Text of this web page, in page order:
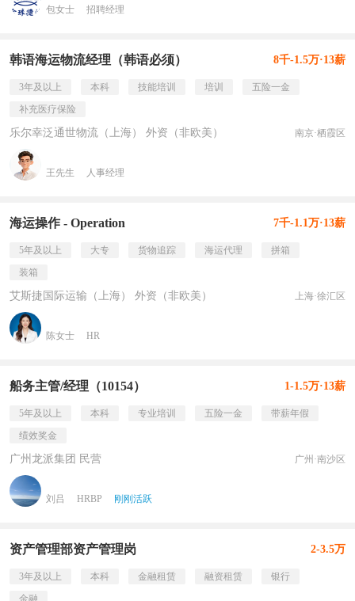
包女士 招聘经理
韩语海运物流经理（韩语必须） 8千-1.5万·13薪
3年及以上 本科 技能培训 培训
五险一金
补充医疗保险
乐尔幸泛通世物流（上海） 外资（非欧美） 南京·栖霞区
王先生 人事经理
海运操作 - Operation 7千-1.1万·13薪
5年及以上 大专 货物追踪 海运代理
拼箱
装箱
艾斯捷国际运输（上海） 外资（非欧美） 上海·徐汇区
陈女士 HR
船务主管/经理（10154） 1-1.5万·13薪
5年及以上 本科 专业培训 五险一金
带薪年假
绩效奖金
广州龙派集团 民营 广州·南沙区
刘吕 HRBP 刚刚活跃
资产管理部资产管理岗 2-3.5万
3年及以上 本科 金融租赁 融资租赁
银行
金融